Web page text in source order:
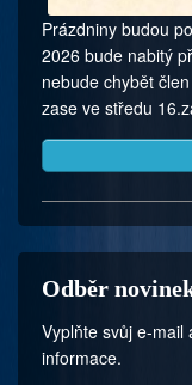
Prázdniny budou
2026 bude nabitý
nebude chybět
zase ve středu
Odběr
Vyplňte svůj e-mail
informace.